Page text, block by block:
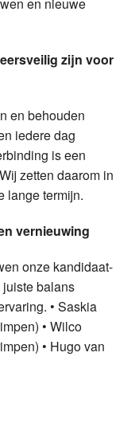
zijn voor
en behouden
iedere dag
is een
zetten daarom in
lange termijn.
vernieuwing
onze kandidaat-
balans
• Saskia
• Wilco
• Hugo van